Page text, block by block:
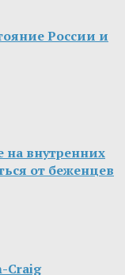
России и
на внутренних
от беженцев
Craig